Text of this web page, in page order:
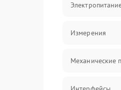
Измерения
Механические